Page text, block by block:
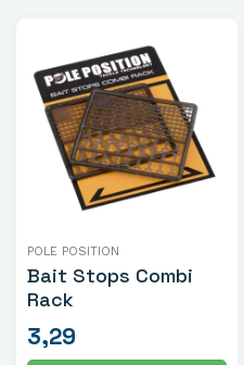
POLE POSITION
Bait Stops Combi
Rack
3,29